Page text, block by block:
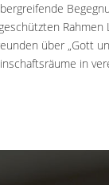
über „Gott
in